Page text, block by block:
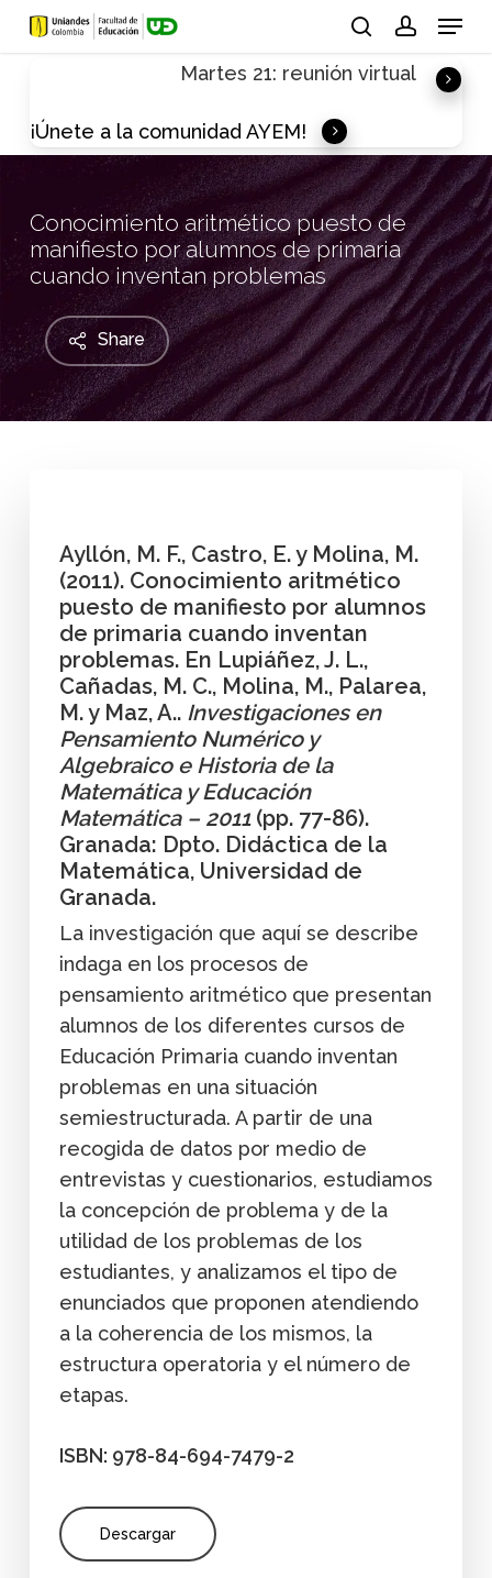
Skip
Menu
Martes 21: reunión virtual
¡Únete a la comunidad AYEM!
Conocimiento aritmético puesto de
manifiesto por alumnos de primaria
cuando inventan problemas
Share
Ayllón, M. F., Castro, E. y Molina, M.
(2011). Conocimiento aritmético
puesto de manifiesto por alumnos
de primaria cuando inventan
problemas. En Lupiáñez, J. L.,
Cañadas, M. C., Molina, M., Palarea,
M. y Maz, A.. Investigaciones en
Pensamiento Numérico y
Algebraico e Historia de la
Matemática y Educación
Matemática – 2011(pp. 77-86).
Granada: Dpto. Didáctica de la
Matemática, Universidad de
Granada.
La investigación que aquí se describe
indaga en los procesos de
pensamiento aritmético que presentan
alumnos de los diferentes cursos de
Educación Primaria cuando inventan
problemas en una situación
semiestructurada. A partir de una
recogida de datos por medio de
entrevistas y cuestionarios, estudiamos
la concepción de problema y de la
utilidad de los problemas de los
estudiantes, y analizamos el tipo de
enunciados que proponen atendiendo
a la coherencia de los mismos, la
estructura operatoria y el número de
etapas.
ISBN: 978-84-694-7479-2
Descargar